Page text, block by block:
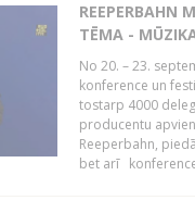
REEPERBAHN
TĒMA -
No 20. – 23.
konference un
tostarp 4000
producentu
Reeperbahn,
bet arī